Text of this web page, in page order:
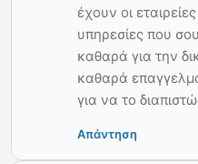
έχουν οι
υπηρεσίες που
καθαρά για την
καθαρά
για να το
Απάντηση